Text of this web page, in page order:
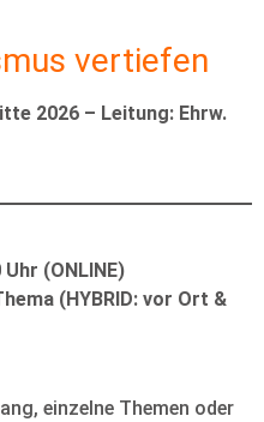
vertiefen
2026 – Leitung: Ehrw.
(ONLINE)
(HYBRID: vor Ort &
einzelne Themen oder